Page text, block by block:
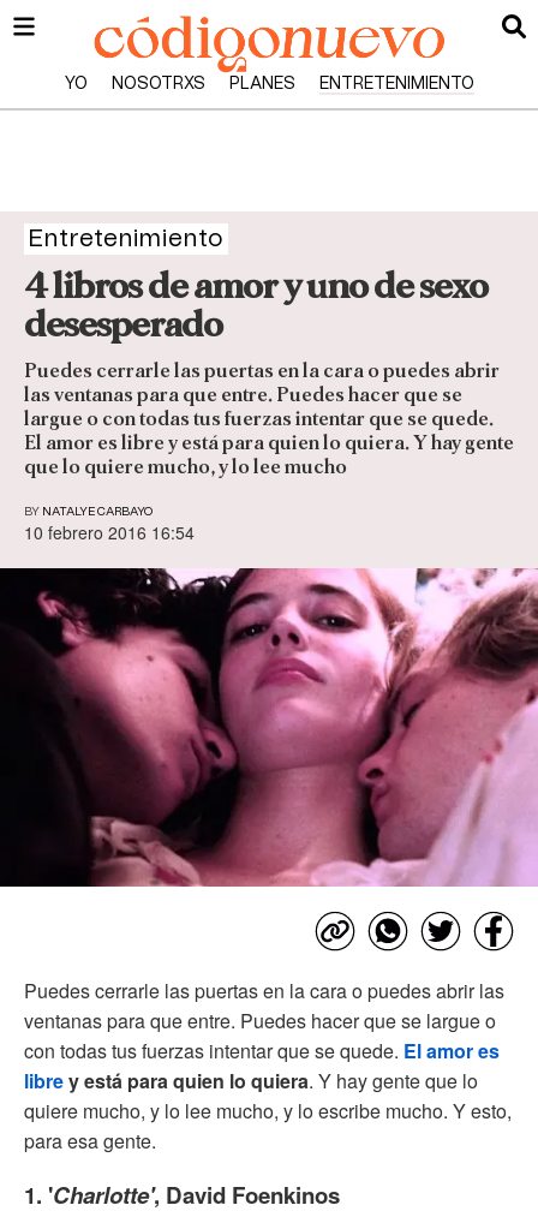
YO NOSOTRXS PLANES ENTRETENIMIENTO
Entretenimiento
4 libros de amor y uno de sexo
desesperado
Puedes cerrarle las puertas en la cara o puedes abrir
las ventanas para que entre. Puedes hacer que se
largue o con todas tus fuerzas intentar que se quede.
El amor es libre y está para quien lo quiera. Y hay gente
que lo quiere mucho, y lo lee mucho
BY NATALYE CARBAYO
10 febrero 2016 16:54
Puedes cerrarle las puertas en la cara o puedes abrir las
ventanas para que entre. Puedes hacer que se largue o
con todas tus fuerzas intentar que se quede. El amor es
librey está para quien lo quiera. Y hay gente que lo
quiere mucho, y lo lee mucho, y lo escribe mucho. Y esto,
para esa gente.
1. 'Charlotte', David Foenkinos